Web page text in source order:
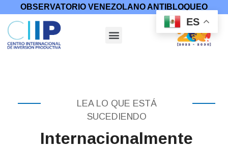
OBSERVATORIO VENEZOLANO ANTIBLOQUEO
LEA LO QUE ESTÁ
SUCEDIENDO
Internacionalmente
ES